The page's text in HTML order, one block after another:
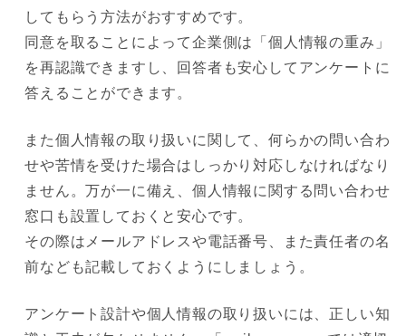
してもらう方法がおすすめです。
同意を取ることによって企業側は「個人情報の重み」
を再認識できますし、回答者も安心してアンケートに
答えることができます。
また個人情報の取り扱いに関して、何らかの問い合わ
せや苦情を受けた場合はしっかり対応しなければなり
ません。万が一に備え、個人情報に関する問い合わせ
窓口も設置しておくと安心です。
その際はメールアドレスや電話番号、また責任者の名
前なども記載しておくようにしましょう。
アンケート設計や個人情報の取り扱いには、正しい知